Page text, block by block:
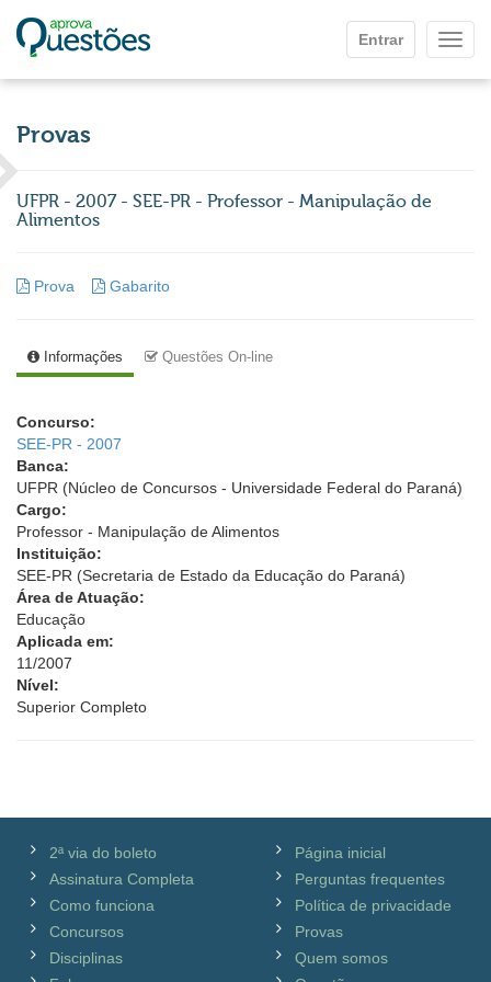
Entrar
Provas
UFPR - 2007 - SEE-PR - Professor - Manipulação de
Alimentos
Prova Gabarito
Informações Questões On-line
Concurso:
SEE-PR - 2007
Banca:
UFPR (Núcleo de Concursos - Universidade Federal do Paraná)
Cargo:
Professor - Manipulação de Alimentos
Instituição:
SEE-PR (Secretaria de Estado da Educação do Paraná)
Área de Atuação:
Educação
Aplicada em:
11/2007
Nível:
Superior Completo
2ª via do boleto
Assinatura Completa
Como funciona
Concursos
Disciplinas
Página inicial
Perguntas frequentes
Política de privacidade
Provas
Quem somos